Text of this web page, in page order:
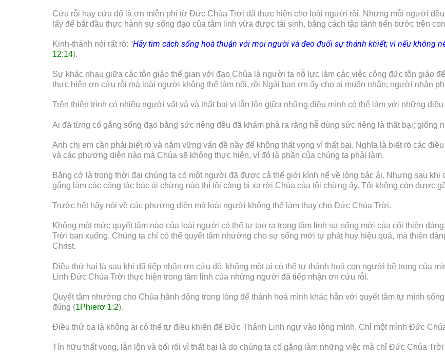
Cứu rỗi hay cứu độ là ơn miễn phí từ Đức Chúa Trời đã thực hiện cho loài người rồi. Nhưng mỗi người
lấy để bắt đầu thực hành sự sống đạo của tâm linh vừa được tái sinh, bằng cách tập tành tiến bước trên
Kinh-thánh nói rất rõ: “Hãy tìm cách sống hoà thuận với mọi người và đeo đuổi sự thánh khiết; vì nếu không
12:14).
Sự khác nhau giữa các tôn giáo thế gian với đạo Chúa là người ta nỗ lực làm các việc công đức tôn giáo
thực hiện ơn cứu rỗi mà loài người không thể làm nổi, rồi Ngài ban ơn ấy cho ai muốn nhận; người nhận
Trên thiên trình có nhiều người vất vả và thất bại vì lẫn lộn giữa những điều mình có thể làm với những
Ai đã từng cố gắng sống đạo bằng sức riêng đều đã khám phá ra rằng hễ dùng sức riêng là thất bại; giống
Anh chị em cần phải biết rõ và nắm vững vấn đề nầy để không thất vọng vì thất bại. Nghĩa là biết rõ các
và các phương diện nào mà Chúa sẽ không thực hiện, vì đó là phần của chúng ta phải làm.
Bằng cớ là trong thời đại chúng ta có một người đã được cả thế giới kính nể về lòng bác ái. Nhưng sau
gắng làm các công tác bác ái chừng nào thì tôi càng bị xa rời Chúa của tôi chừng ấy. Tôi không còn được
Trước hết hãy nói về các phương diện mà loài người không thể làm thay cho Đức Chúa Trời.
Không một mức quyết tâm nào của loài người có thể tự tạo ra trong tâm linh sự sống mới của cõi thiên
Trời ban xuống. Chúng ta chỉ có thể quyết tâm nhường cho sự sống mới tự phát huy hiệu quả, mà thiên
Christ.
Điều thứ hai là sau khi đã tiếp nhận ơn cứu độ, không một ai có thể tự thánh hoá con người bề trong của
Linh Đức Chúa Trời thực hiện trong tâm linh của những người đã tiếp nhận ơn cứu rỗi.
Quyết tâm nhường cho Chúa hành động trong lòng để thánh hoá mình khác hẳn với quyết tâm tự mình
đúng (1Phierơ 1:2).
Điều thứ ba là không ai có thể tự điều khiển để Đức Thánh Linh ngự vào lòng mình. Chỉ một mình Đức
Tín hữu thất vọng, lẫn lộn và bối rối vì thất bại là do chúng ta cố gắng làm những việc mà chỉ Đức Chúa